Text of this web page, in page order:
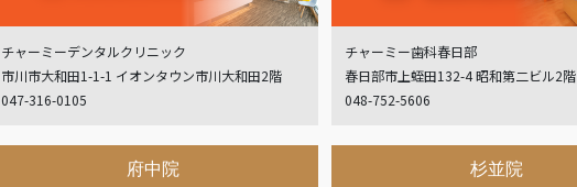
チャーミーデンタルクリニック
市川市大和田1-1-1 イオンタウン市川大和田2階
047-316-0105
チャーミー歯科春日部
春日部市上蛭田132-4 昭和第二ビル2階
048-752-5606
府中院 杉並院